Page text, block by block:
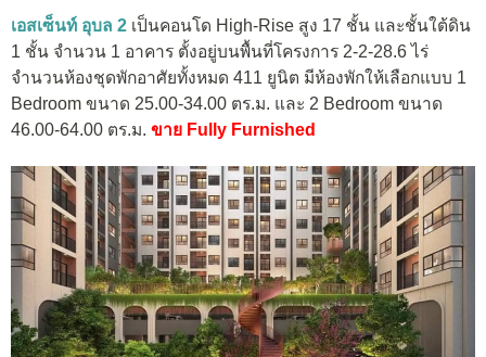
เอสเซ็นท์ อุบล 2 เป็นคอนโด High-Rise สูง 17 ชั้น และชั้นใต้ดิน
1 ชั้น จำนวน 1 อาคาร ตั้งอยู่บนพื้นที่โครงการ 2-2-28.6 ไร่
จำนวนห้องชุดพักอาศัยทั้งหมด 411 ยูนิต มีห้องพักให้เลือกแบบ 1
Bedroom ขนาด 25.00-34.00 ตร.ม. และ 2 Bedroom ขนาด
46.00-64.00 ตร.ม. ขาย Fully Furnished